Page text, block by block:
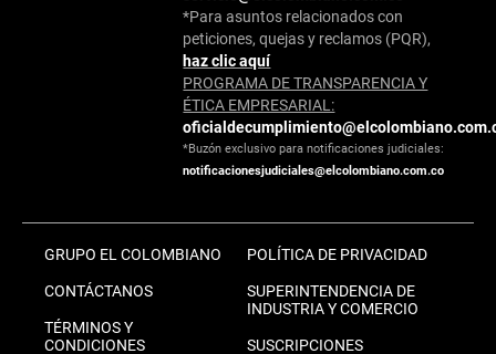
*Para asuntos relacionados con
peticiones, quejas y reclamos (PQR),
haz clic aquí
PROGRAMA DE TRANSPARENCIA Y
ÉTICA EMPRESARIAL:
*Buzón exclusivo para notificaciones judiciales:
notificacionesjudiciales@elcolombiano.com.co
GRUPO EL COLOMBIANO
CONTÁCTANOS
TÉRMINOS Y
CONDICIONES
POLÍTICA DE PRIVACIDAD
SUPERINTENDENCIA DE
INDUSTRIA Y COMERCIO
SUSCRIPCIONES